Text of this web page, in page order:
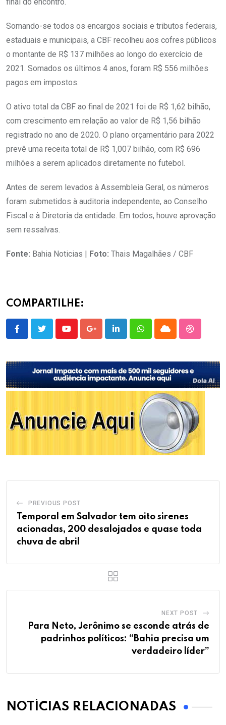
final do encontro.
Somando-se todos os encargos sociais e tributos federais,
estaduais e municipais, a CBF recolheu aos cofres públicos
o montante de R$ 137 milhões ao longo do exercício de
2021. Somados os últimos 4 anos, foram R$ 556 milhões
pagos em impostos.
O ativo total da CBF ao final de 2021 foi de R$ 1,62 bilhão,
com crescimento em relação ao valor de R$ 1,56 bilhão
registrado no ano de 2020. O plano orçamentário para 2022
prevê uma receita total de R$ 1,007 bilhão, com R$ 696
milhões a serem aplicados diretamente no futebol.
Antes de serem levados à Assembleia Geral, os números
foram submetidos à auditoria independente, ao Conselho
Fiscal e à Diretoria da entidade. Em todos, houve aprovação
sem ressalvas.
Fonte: Bahia Noticias | Foto: Thais Magalhães / CBF
COMPARTILHE:
YoutubeGoogle+LinkedInWhatsappCloud
PREVIOUS POST
Temporal em Salvador tem oito sirenes
acionadas, 200 desalojados e quase toda
chuva de abril
NEXT POST
Para Neto, Jerônimo se esconde atrás de
padrinhos políticos: “Bahia precisa um
verdadeiro líder”
NOTÍCIAS RELACIONADAS